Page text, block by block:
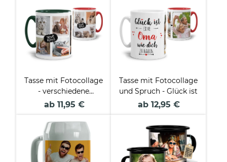
Tasse mit Fotocollage
- verschiedene
Designs
ab 11,95 €
Tasse mit Fotocollage
und Spruch - Glück ist
ab 12,95 €